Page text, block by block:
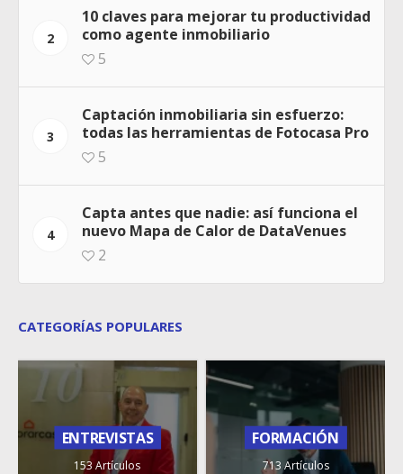
2
10 claves para mejorar tu productividad
como agente inmobiliario
5
3
Captación inmobiliaria sin esfuerzo:
todas las herramientas de Fotocasa Pro
5
4
Capta antes que nadie: así funciona el
nuevo Mapa de Calor de DataVenues
2
CATEGORÍAS POPULARES
ENTREVISTAS
153 Artículos
FORMACIÓN
713 Artículos